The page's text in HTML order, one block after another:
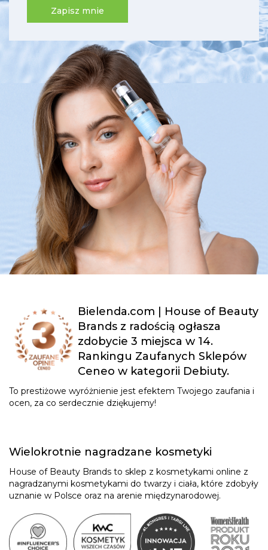
Zapisz mnie
Bielenda.com | House of Beauty
Brands z radością ogłasza
zdobycie 3 miejsca w 14.
Rankingu Zaufanych Sklepów
Ceneo w kategorii Debiuty.
To prestiżowe wyróżnienie jest efektem Twojego zaufania i
ocen, za co serdecznie dziękujemy!
Wielokrotnie nagradzane kosmetyki
House of Beauty Brands to sklep z kosmetykami online z
nagradzanymi kosmetykami do twarzy i ciała, które zdobyły
uznanie w Polsce oraz na arenie międzynarodowej.